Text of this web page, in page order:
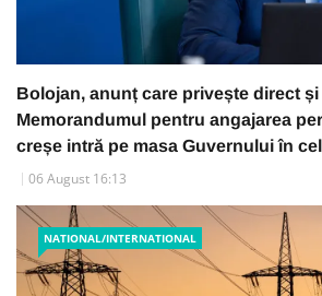
Bolojan, anunț care privește direct
Memorandumul pentru angajarea
creșe intră pe masa Guvernului în
06 August 16:13
NATIONAL/INTERNATIONAL